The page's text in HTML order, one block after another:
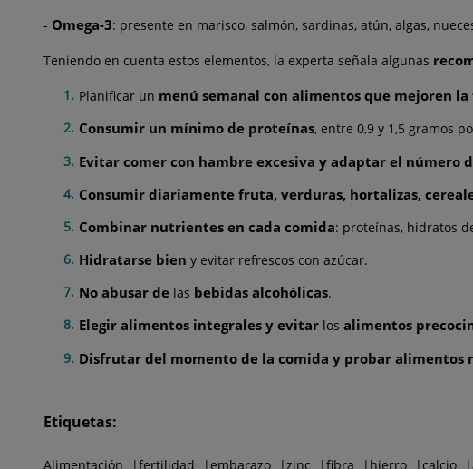
- Omega-3: presente en marisco, salmón, sardinas, atún, algas,
Teniendo en cuenta estos elementos, la experta señala algunas
Planificar un menú semanal con alimentos que mejoren
Consumir un mínimo de proteínas, entre 0,9 y 1,5 gramos
Evitar comer con hambre excesiva y adaptar el número
Consumir diariamente fruta, verduras, hortalizas,
Combinar nutrientes en cada comida: proteínas, hidratos
Hidratarse bien y evitar refrescos con azúcar.
No abusar de las bebidas alcohólicas.
Elegir alimentos integrales y evitar losalimentos
Disfrutar del momento de la comida y probar alimentos
Etiquetas:
Alimentación fertilidad embarazo zinc fibra hierro calcio